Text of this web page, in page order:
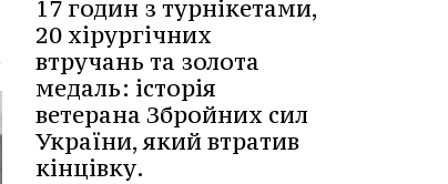
17 годин з турнікетами,
20 хірургічних
втручань та золота
медаль: історія
ветерана Збройних сил
України, який втратив
кінцівку.